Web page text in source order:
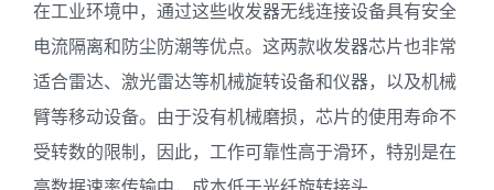
在工业环境中，通过这些收发器无线连接设备具有安全
电流隔离和防尘防潮等优点。这两款收发器芯片也非常
适合雷达、激光雷达等机械旋转设备和仪器，以及机械
臂等移动设备。由于没有机械磨损，芯片的使用寿命不
受转数的限制，因此，工作可靠性高于滑环，特别是在